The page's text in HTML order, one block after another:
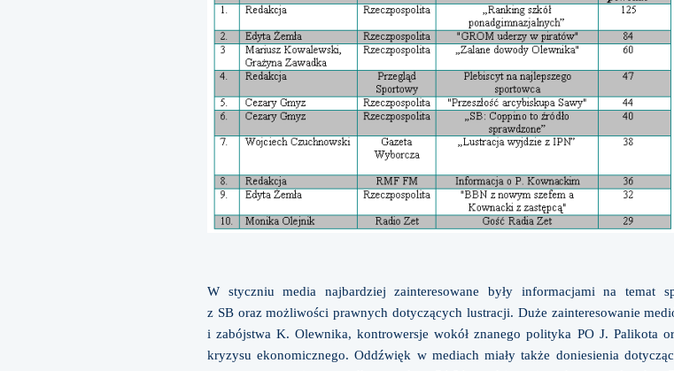
W styczniu media najbardziej zainteresowane były informacjami na temat
z SB oraz możliwości prawnych dotyczących lustracji. Duże zainteresowanie
i zabójstwa K. Olewnika, kontrowersje wokół znanego polityka PO J. Palikota
kryzysu ekonomicznego. Oddźwięk w mediach miały także doniesienia